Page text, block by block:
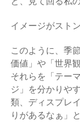
イメージがスト
このように、季
価値」や「世界
それらを「テー
ジ」を分かりや
類、ディスプレ
りがあるなぁ」